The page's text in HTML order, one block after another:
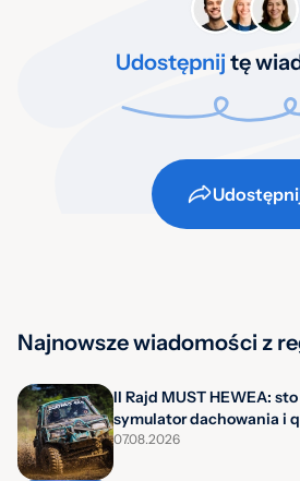
Udostępnij tę
Najnowsze wiadomości z
II Rajd MUST HEWEA:
symulator dachowania i
07.08.2026